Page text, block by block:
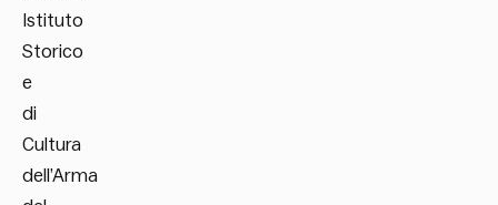
Istituto
Storico
e
di
Cultura
dell’Arma